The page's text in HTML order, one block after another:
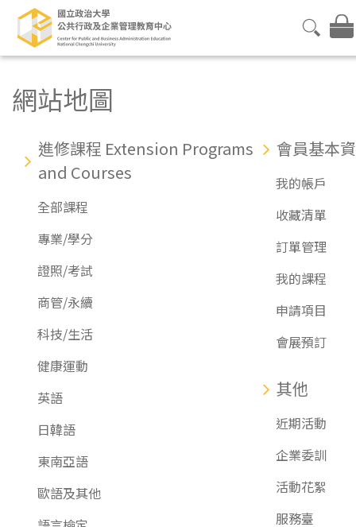
網站地圖
進修課程 Extension Programs
and Courses
全部課程
專業/學分
證照/考試
商管/永續
科技/生活
健康運動
英語
日韓語
東南亞語
歐語及其他
會員基本
我的帳戶
收藏清單
訂單管理
我的課程
申請項目
會展預訂
其他
近期活動
企業委訓
活動花絮
服務臺